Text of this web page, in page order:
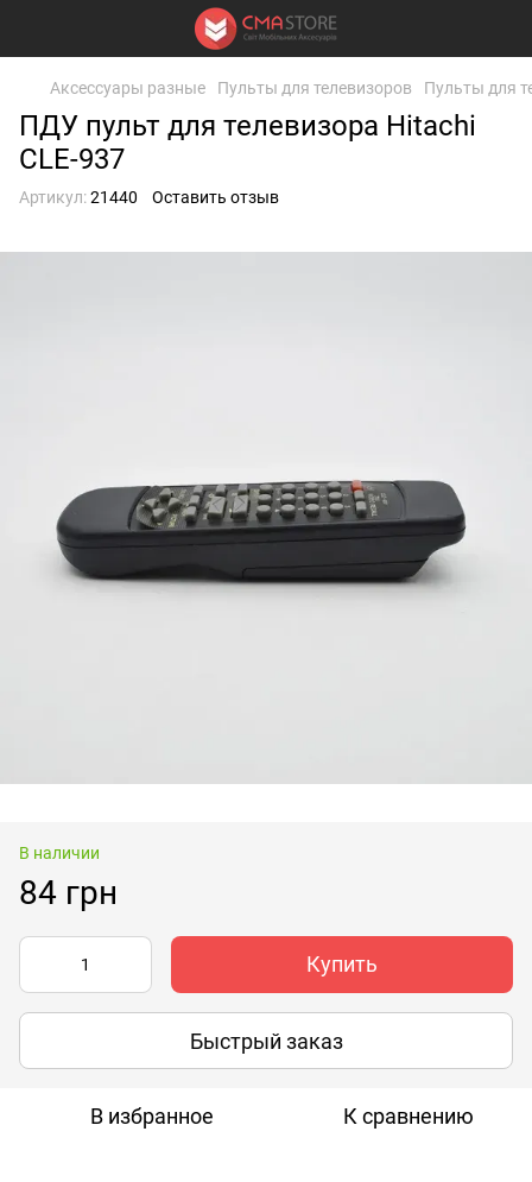
Аксессуары разные Пульты для телевизоров Пульты для
ПДУ пульт для телевизора Hitachi
CLE-937
Артикул:21440 Оставить отзыв
В наличии
84 грн
Купить
Быстрый заказ
В избранное К сравнению